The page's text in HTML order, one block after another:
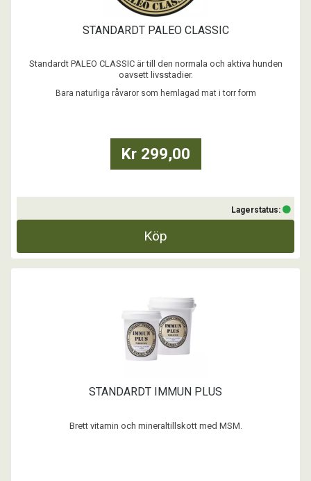
STANDARDT PALEO CLASSIC
Standardt PALEO CLASSIC är till den normala och aktiva hunden
oavsett livsstadier.
En antiinflammatorisk kost som ger de bästa förutsättningar för en
god hälsa oavsett ålder, från valp till senior. Sammansatt efter
...
Bara naturliga råvaror som hemlagad mat i torr form
Kr 299,00
Lagerstatus:
Köp
STANDARDT IMMUN PLUS
Brett vitamin och mineraltillskott med MSM.